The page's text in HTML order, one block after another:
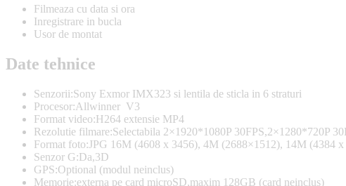
Filmeaza cu data si ora
Inregistrare in bucla
Usor de montat
Date tehnice
Senzorii:Sony Exmor IMX323 si lentila de sticla in 6 straturi
Procesor:Allwinner V3
Format video:H264 extensie MP4
Rezolutie filmare:Selectabila 2×1920*1080P 30FPS,2×1280*720P
Format foto:JPG 16M (4608 x 3456), 4M (2688×1512), 14M (4384
Senzor G:Da,3D
GPS:Optional (modul neinclus)
Memorie:externa pe card microSD,maxim 128GB (card neinclus)